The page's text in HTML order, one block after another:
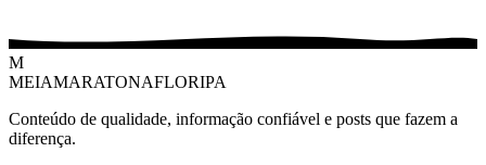
M
MEIAMARATONAFLORIPA
Conteúdo de qualidade, informação confiável e posts que fazem a
diferença.